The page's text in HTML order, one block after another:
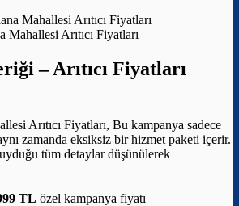
Mahallesi Arıtıcı Fiyatları
–Arıtıcı Fiyatları
Arıtıcı Fiyatları, Bu kampanya sadece
zamanda eksiksiz bir hizmet paketi içerir.
tüm detaylar düşünülerek
TL özel kampanya fiyatı